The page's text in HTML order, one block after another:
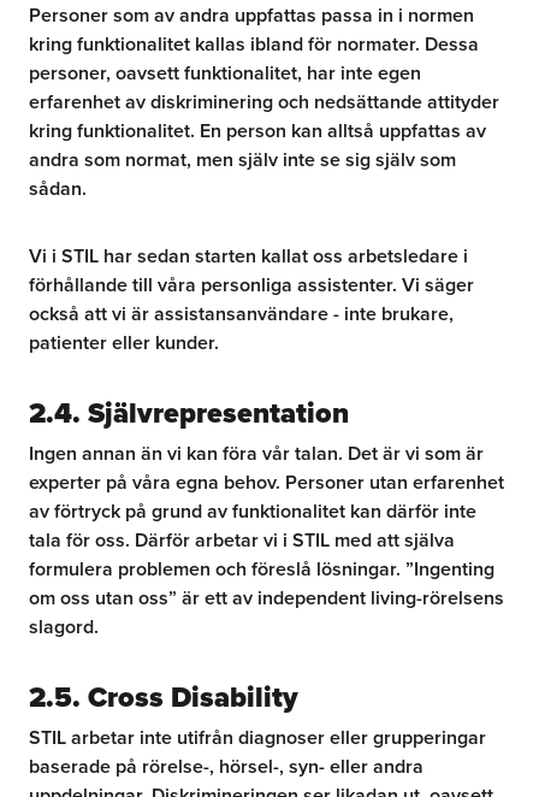
Personer som av andra uppfattas passa in i normen
kring funktionalitet kallas ibland för normater. Dessa
personer, oavsett funktionalitet, har inte egen
erfarenhet av diskriminering och nedsättande attityder
kring funktionalitet. En person kan alltså uppfattas av
andra som normat, men själv inte se sig själv som
sådan.
Vi i STIL har sedan starten kallat oss arbetsledare i
förhållande till våra personliga assistenter. Vi säger
också att vi är assistansanvändare - inte brukare,
patienter eller kunder.
2.4. Självrepresentation
Ingen annan än vi kan föra vår talan. Det är vi som är
experter på våra egna behov. Personer utan erfarenhet
av förtryck på grund av funktionalitet kan därför inte
tala för oss. Därför arbetar vi i STIL med att själva
formulera problemen och föreslå lösningar. ”Ingenting
om oss utan oss” är ett av independent living-rörelsens
slagord.
2.5. Cross Disability
STIL arbetar inte utifrån diagnoser eller grupperingar
baserade på rörelse-, hörsel-, syn- eller andra